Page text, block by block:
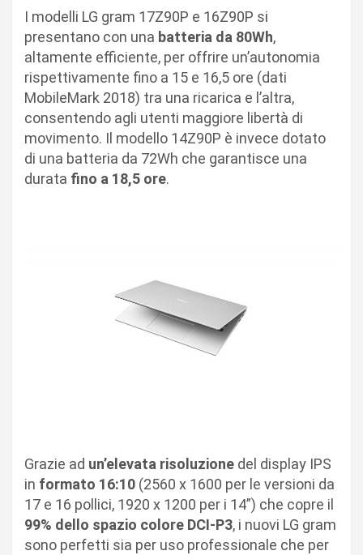
I modelli LG gram 17Z90P e 16Z90P si
presentano con una batteria da 80Wh,
altamente efficiente, per offrire un’autonomia
rispettivamente fino a 15 e 16,5 ore (dati
MobileMark 2018) tra una ricarica e l’altra,
consentendo agli utenti maggiore libertà di
movimento. Il modello 14Z90P è invece dotato
di una batteria da 72Wh che garantisce una
durata fino a 18,5 ore.
Grazie ad un’elevata risoluzione del display IPS
in formato 16:10 (2560 x 1600 per le versioni da
17 e 16 pollici, 1920 x 1200 per i 14”) che copre il
99% dello spazio colore DCI-P3, i nuovi LG gram
sono perfetti sia per uso professionale che per